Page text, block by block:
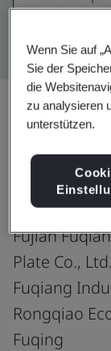
Fujian
Plate Co., Ltd.
Fuqiang
Rongqiao
Fuqing
Wenn Sie auf
Sie der
die
zu analysieren
unterstützen.